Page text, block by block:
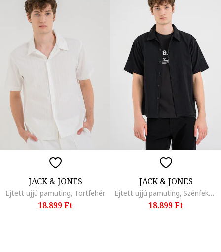
JACK & JONES
Ejtett ujjú pamuting, Törtfehér
18.899 Ft
JACK & JONES
Ejtett ujjú pamuting, Szénfekete
18.899 Ft